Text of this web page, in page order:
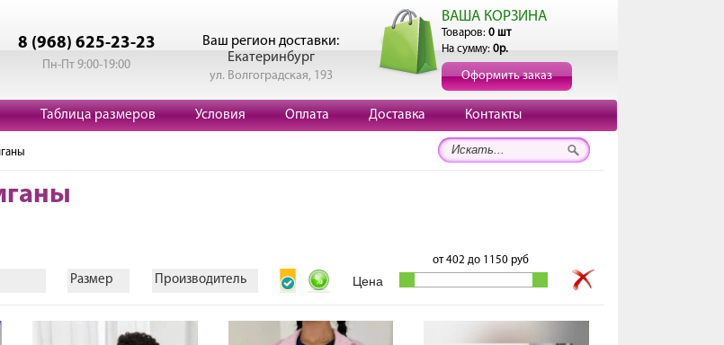
8 (968) 625-23-23
Пн-Пт 9:00-19:00
Ваш регион доставки:
Екатеринбург
ул. Волгоградская, 193
ВАША КОРЗИНА
Товаров: 0 шт
На сумму: 0р.
Оформить заказ
Таблица размеров Условия Оплата Доставка Контакты
Размер Производитель
от402 до 1150 руб